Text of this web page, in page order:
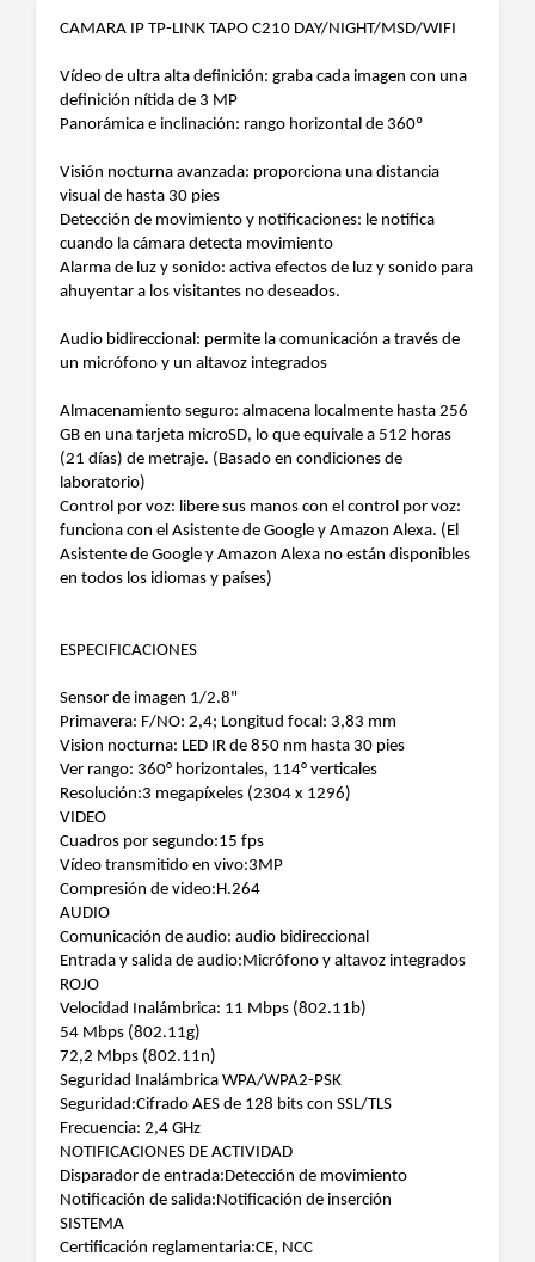
CAMARA IP TP-LINK TAPO C210 DAY/NIGHT/MSD/WIFI
Vídeo de ultra alta definición: graba cada imagen con una
definición nítida de 3 MP
Panorámica e inclinación: rango horizontal de 360º
Visión nocturna avanzada: proporciona una distancia
visual de hasta 30 pies
Detección de movimiento y notificaciones: le notifica
cuando la cámara detecta movimiento
Alarma de luz y sonido: activa efectos de luz y sonido para
ahuyentar a los visitantes no deseados.
Audio bidireccional: permite la comunicación a través de
un micrófono y un altavoz integrados
Almacenamiento seguro: almacena localmente hasta 256
GB en una tarjeta microSD, lo que equivale a 512 horas
(21 días) de metraje. (Basado en condiciones de
laboratorio)
Control por voz: libere sus manos con el control por voz:
funciona con el Asistente de Google y Amazon Alexa. (El
Asistente de Google y Amazon Alexa no están disponibles
en todos los idiomas y países)
ESPECIFICACIONES
Sensor de imagen 1/2.8"
Primavera: F/NO: 2,4; Longitud focal: 3,83 mm
Vision nocturna: LED IR de 850 nm hasta 30 pies
Ver rango: 360° horizontales, 114° verticales
Resolución:3 megapíxeles (2304 x 1296)
VIDEO
Cuadros por segundo:15 fps
Vídeo transmitido en vivo:3MP
Compresión de video:H.264
AUDIO
Comunicación de audio: audio bidireccional
Entrada y salida de audio:Micrófono y altavoz integrados
ROJO
Velocidad Inalámbrica: 11 Mbps (802.11b)
54 Mbps (802.11g)
72,2 Mbps (802.11n)
Seguridad Inalámbrica WPA/WPA2-PSK
Seguridad:Cifrado AES de 128 bits con SSL/TLS
Frecuencia: 2,4 GHz
NOTIFICACIONES DE ACTIVIDAD
Disparador de entrada:Detección de movimiento
Notificación de salida:Notificación de inserción
SISTEMA
Certificación reglamentaria:CE, NCC